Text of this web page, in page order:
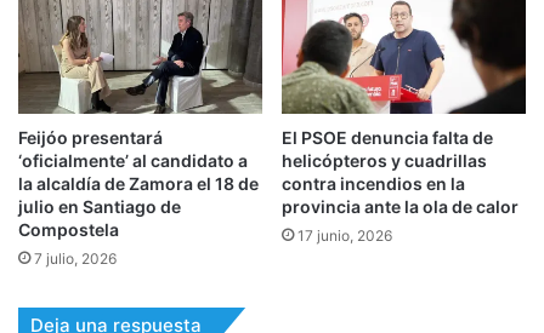
Feijóo presentará
‘oficialmente’ al candidato a
la alcaldía de Zamora el 18 de
julio en Santiago de
Compostela
7 julio, 2026
El PSOE denuncia falta de
helicópteros y cuadrillas
contra incendios en la
provincia ante la ola de calor
17 junio, 2026
Deja una respuesta